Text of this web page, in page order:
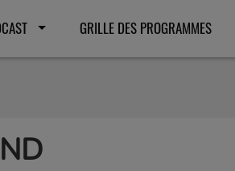
GRILLE DES PROGRAMMES